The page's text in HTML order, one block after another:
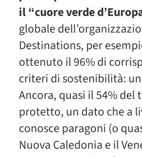
il “cuore verde
globale
Destinations, per
ottenuto il 96% di
criteri di sostenibilità:
Ancora, quasi il 54%
protetto, un dato che a
conosce paragoni (o
Nuova Caledonia e il